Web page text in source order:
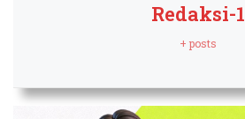
Redaksi-1
+ posts